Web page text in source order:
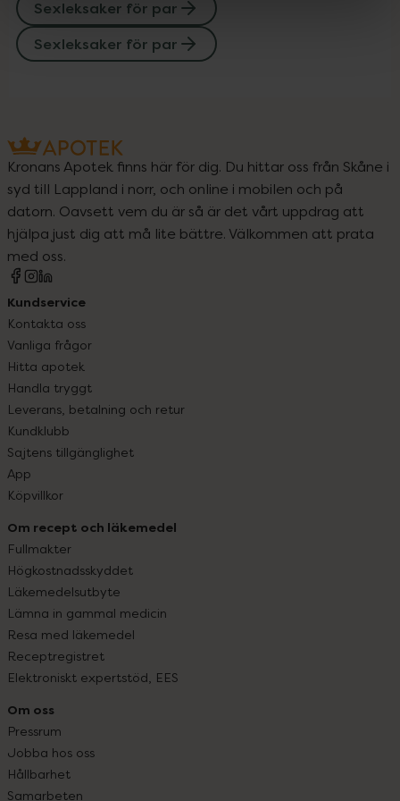
Sexleksaker för par
Sexleksaker för par
Kronans Apotek finns här för dig. Du hittar oss från Skåne i
syd till Lappland i norr, och online i mobilen och på
datorn. Oavsett vem du är så är det vårt uppdrag att
hjälpa just dig att må lite bättre. Välkommen att prata
med oss.
Kundservice
Kontakta oss
Vanliga frågor
Hitta apotek
Handla tryggt
Leverans, betalning och retur
Kundklubb
Sajtens tillgänglighet
App
Köpvillkor
Om recept och läkemedel
Fullmakter
Högkostnadsskyddet
Läkemedelsutbyte
Lämna in gammal medicin
Resa med läkemedel
Receptregistret
Elektroniskt expertstöd, EES
Om oss
Pressrum
Jobba hos oss
Hållbarhet
Samarbeten